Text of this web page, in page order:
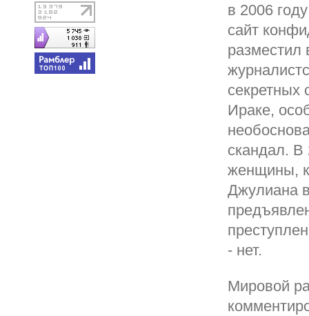
в 2006
сайт
разместил
секретных
Ираке,
скандал. В
женщины,
Джулиана
- нет.
Мировой